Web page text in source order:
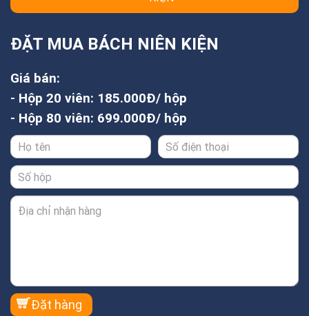
ĐẶT MUA BÁCH NIÊN KIỆN
Giá bán:
- Hộp 20 viên: 185.000Đ/ hộp
- Hộp 80 viên: 699.000Đ/ hộp